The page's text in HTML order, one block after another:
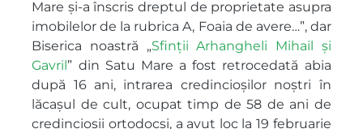
Sfinții Arhangheli Mihail și
Gavril ” din Satu Mare a fost retrocedată abia
după 16 ani, intrarea credincioșilor noștri în
lăcașul de cult, ocupat timp de 58 de ani de
credincioșii ortodocși, a avut loc la 19 februarie